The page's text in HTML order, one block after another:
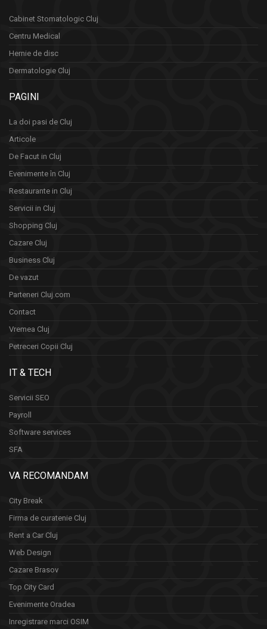
Cabinet Stomatologic Cluj
Centru Medical
Hernie de disc
Dermatologie Cluj
PAGINI
La doi pasi de Cluj
Articole
De Facut in Cluj
Evenimente în Cluj
Restaurante in Cluj
Servicii in Cluj
Shopping Cluj
Cazare Cluj
Business Cluj
De vazut
Parteneri Cluj.com
Contact
Vremea Cluj
Petreceri Copii Cluj
IT & TECH
Servicii SEO
Payroll
Software services
SFA
VA RECOMANDAM
City Break
Firma de curatenie Cluj
Rent a Car Cluj
Web Design
Cazare Brasov
Top City Card
Evenimente Oradea
Inregistrare marci OSIM